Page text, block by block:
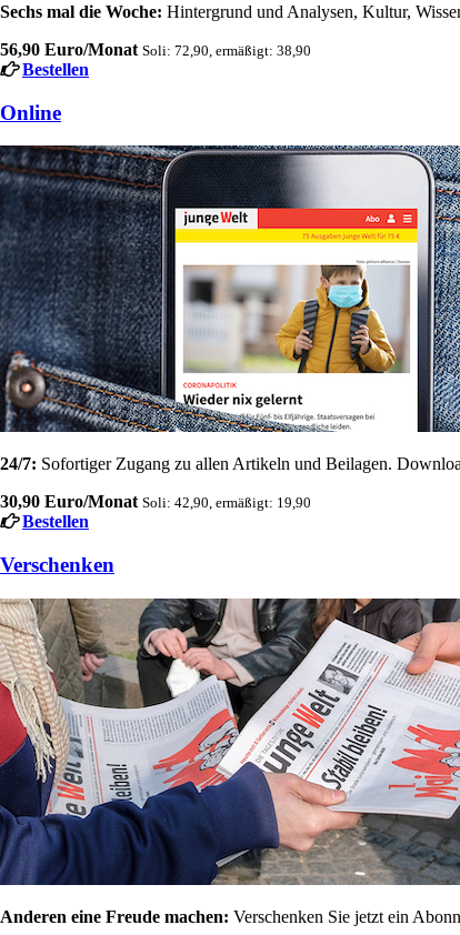
Sechs mal die Woche: Hintergrund und Analysen, Kultur,
56,90 Euro/Monat Soli: 72,90, ermäßigt: 38,90
Bestellen
Online
24/7: Sofortiger Zugang zu allen Artikeln und Beilagen.
30,90 Euro/Monat Soli: 42,90, ermäßigt: 19,90
Bestellen
Verschenken
Anderen eine Freude machen: Verschenken Sie jetzt ein